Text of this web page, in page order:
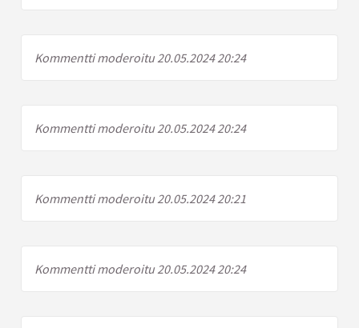
Kommentti moderoitu 20.05.2024 20:24
Kommentti moderoitu 20.05.2024 20:24
Kommentti moderoitu 20.05.2024 20:21
Kommentti moderoitu 20.05.2024 20:24